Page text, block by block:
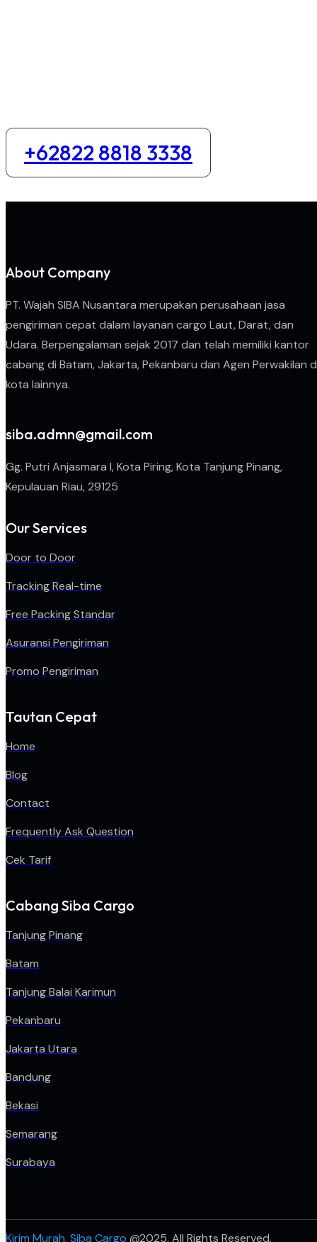
diatas 100kg
+62822 8818 3338
About Company
PT. Wajah SIBA Nusantara merupakan perusahaan jasa
pengiriman cepat dalam layanan cargo Laut, Darat, dan
Udara. Berpengalaman sejak 2017 dan telah memiliki kantor
cabang di Batam, Jakarta, Pekanbaru dan Agen Perwakilan
kota lainnya.
siba.admn@gmail.com
Gg. Putri Anjasmara I, Kota Piring, Kota Tanjung Pinang,
Kepulauan Riau, 29125
Our Services
Door to Door
Tracking Real-time
Free Packing Standar
Asuransi Pengiriman
Promo Pengiriman
Tautan Cepat
Home
Blog
Contact
Frequently Ask Question
Cek Tarif
Cabang Siba Cargo
Tanjung Pinang
Batam
Tanjung Balai Karimun
Pekanbaru
Jakarta Utara
Bandung
Bekasi
Semarang
Surabaya
Kirim Murah, Siba Cargo @2025. All Rights Reserved.